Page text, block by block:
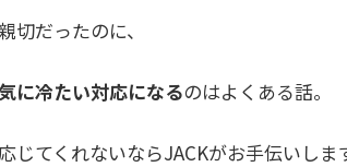
切だったのに、
に冷たい対応になるのはよくある話。
じてくれないならJACKがお手伝いしま